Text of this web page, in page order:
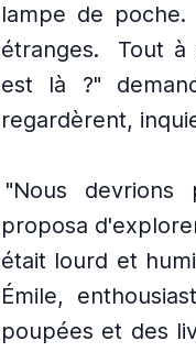
lampe de poche.
étranges.
Tout à
est là ?"
regardèrent,
"Nous devrions
proposa
était lourd et
Émile,
poupées et des